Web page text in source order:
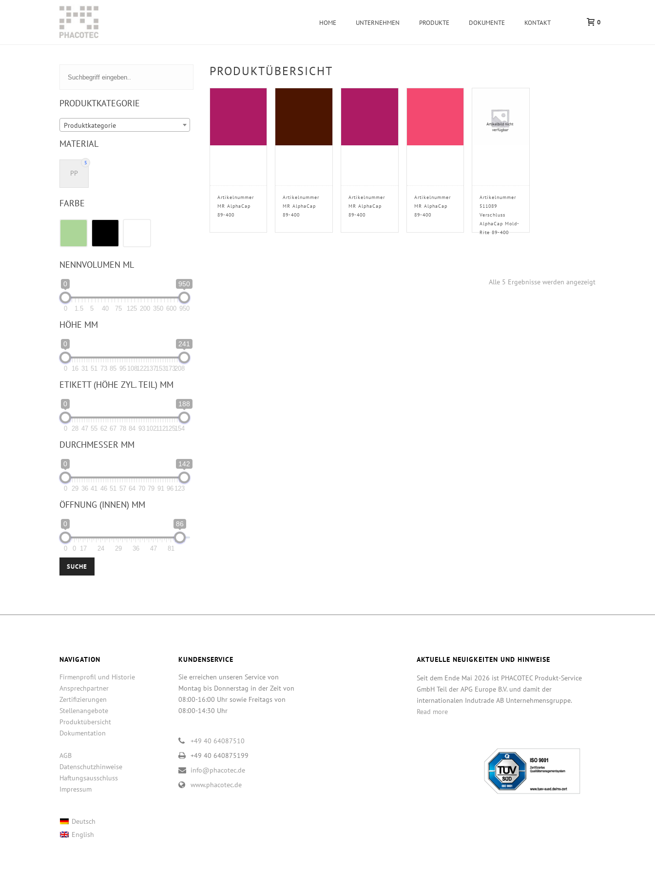
HOME UNTERNEHMEN PRODUKTE DOKUMENTE KONTAKT 0
PRODUKTÜBERSICHT
Artikelnummer
MR AlphaCap
89-400
Artikelnummer
MR AlphaCap
89-400
Artikelnummer
MR AlphaCap
89-400
Artikelnummer
MR AlphaCap
89-400
Artikelnummer
511089
Verschluss
AlphaCap Mold-
Rite 89-400
Alle 5 Ergebnisse werden angezeigt
PRODUKTKATEGORIE
Produktkategorie
MATERIAL
5
PP
FARBE
NENNVOLUMEN ML
0 950
0 1.5 5 40 75 125 200 350 600 950
HÖHE MM
0 241
0 16 31 51 73 85 95 108122137153173208
ETIKETT (HÖHE ZYL. TEIL) MM
0 188
0 28 47 55 62 67 78 84 93 102112125154
DURCHMESSER MM
0 142
0 29 36 41 46 51 57 64 70 79 91 96 123
ÖFFNUNG (INNEN) MM
0 86
0 0 17 24 29 36 47 81
SUCHE
NAVIGATION
Firmenprofil und Historie
Ansprechpartner
Zertifizierungen
Stellenangebote
Produktübersicht
Dokumentation
AGB
Datenschutzhinweise
Haftungsausschluss
Impressum
Deutsch
English
KUNDENSERVICE
Sie erreichen unseren Service von
Montag bis Donnerstag in der Zeit von
08:00-16:00 Uhr sowie Freitags von
08:00-14:30 Uhr
+49 40 64087510
+49 40 640875199
info@phacotec.de
www.phacotec.de
AKTUELLE NEUIGKEITEN UND HINWEISE
Seit dem Ende Mai 2026 ist PHACOTEC Produkt-Service
GmbH Teil der APG Europe B.V. und damit der
internationalen Indutrade AB Unternehmensgruppe.
Read more